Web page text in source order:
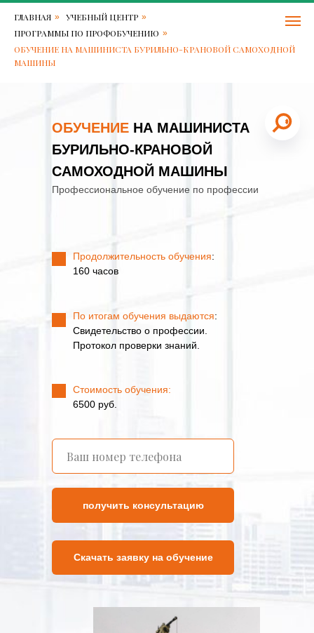
ГЛАВНАЯ » УЧЕБНЫЙ ЦЕНТР »
ПРОГРАММЫ ПО ПРОФОБУЧЕНИЮ »
ОБУЧЕНИЕ НА МАШИНИСТА БУРИЛЬНО-КРАНОВОЙ САМОХОДНОЙ
МАШИНЫ
Балтийский
центр
безопасности
Контакты:
Адрес:
Решетникова
+7
Машинист
бурильно-
крановой
машины
Первичное
ОБУЧЕНИЕ НА МАШИНИСТА
БУРИЛЬНО-КРАНОВОЙ
САМОХОДНОЙ МАШИНЫ
Профессиональное обучение по профессии
Продолжительность обучения:
160 часов
По итогам обучения выдаются:
Свидетельство о профессии.
Протокол проверки знаний.
Стоимость обучения:
6500 руб.
получить консультацию
Скачать заявку на обучение